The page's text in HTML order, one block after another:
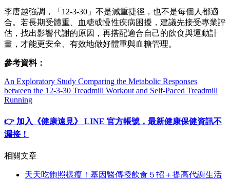
李唐越強調，「12-3-30」不是減重捷徑，也不是每個人都適
合。若長期受體重、血糖或慢性疾病困擾，建議先接受專業評
估，找出影響代謝的原因，再搭配適合自己的飲食與運動計
畫，才能更安全、有效地做好體重與血糖管理。
參考資料：
An Exploratory Study Comparing the Metabolic Responses
between the 12-3-30 Treadmill Workout and Self-Paced Treadmill
Running
👉 加入《健康遠見》 LINE 官方帳號，最新健康保健資訊不
漏接！
相關文章
天天吃飽照樣瘦！基因醫傳授飲食５招＋提高代謝生活